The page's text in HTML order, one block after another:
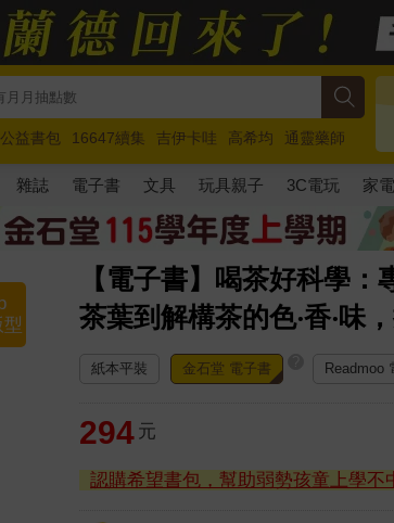
公益書包 16647續集 吉伊卡哇 高希均
通靈藥師
馬斯克 玩具總動員5 超慢跑
雜誌 電子書 文具 玩具親子 3C電玩 家電
【電子書】喝茶好科學
茶葉到解構茶的色‧香‧味
紙本平裝 金石堂 電子書 Readmoo
294 元
認購希望書包，幫助弱勢孩童上學不